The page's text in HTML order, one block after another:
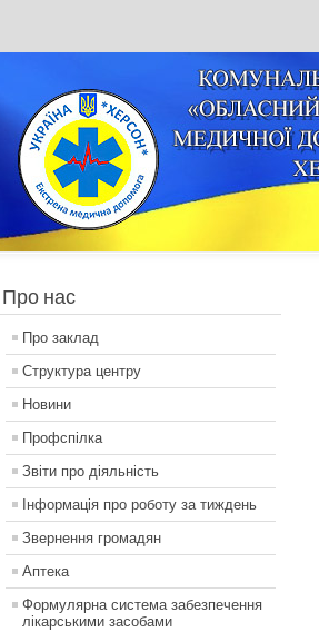
Про нас
Про заклад
Структура центру
Новини
Профспілка
Звіти про діяльність
Інформація про роботу за тиждень
Звернення громадян
Аптека
Формулярна система забезпечення
лікарськими засобами